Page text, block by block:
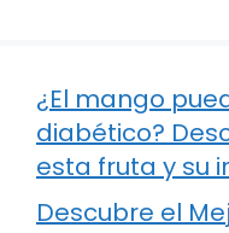
¿El mango
diabético?
esta fruta y su
Descubre el